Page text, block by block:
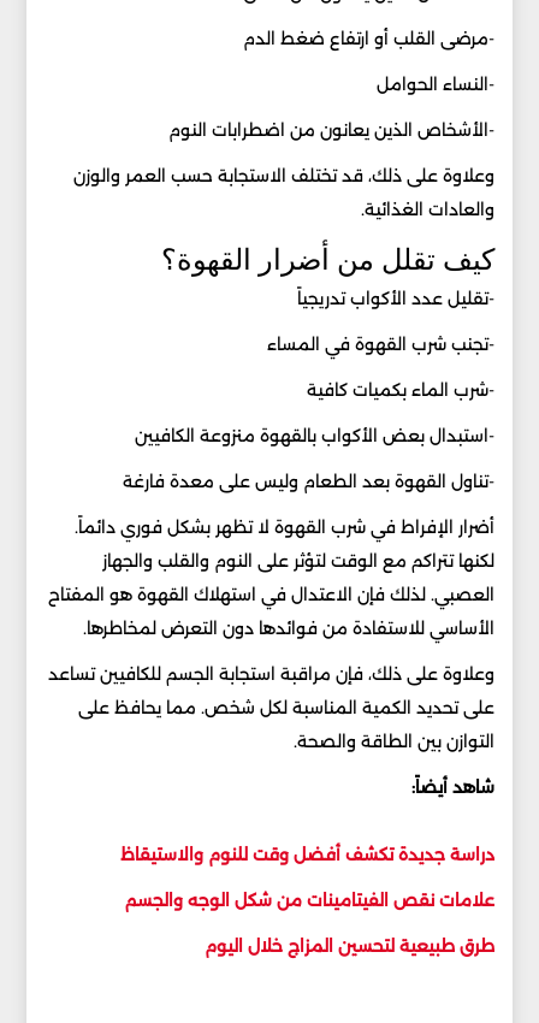
-مرضى القلب أو ارتفاع ضغط الدم
-النساء الحوامل
-الأشخاص الذين يعانون من اضطرابات النوم
وعلاوة على ذلك، قد تختلف الاستجابة حسب العمر والوزن
والعادات الغذائية.
كيف تقلل من أضرار القهوة؟
-تقليل عدد الأكواب تدريجياً
-تجنب شرب القهوة في المساء
-شرب الماء بكميات كافية
-استبدال بعض الأكواب بالقهوة منزوعة الكافيين
-تناول القهوة بعد الطعام وليس على معدة فارغة
أضرار الإفراط في شرب القهوة لا تظهر بشكل فوري دائماً.
لكنها تتراكم مع الوقت لتؤثر على النوم والقلب والجهاز
العصبي. لذلك فإن الاعتدال في استهلاك القهوة هو المفتاح
الأساسي للاستفادة من فوائدها دون التعرض لمخاطرها.
وعلاوة على ذلك، فإن مراقبة استجابة الجسم للكافيين تساعد
على تحديد الكمية المناسبة لكل شخص. مما يحافظ على
التوازن بين الطاقة والصحة.
شاهد أيضاً:
دراسة جديدة تكشف أفضل وقت للنوم والاستيقاظ
علامات نقص الفيتامينات من شكل الوجه والجسم
طرق طبيعية لتحسين المزاج خلال اليوم